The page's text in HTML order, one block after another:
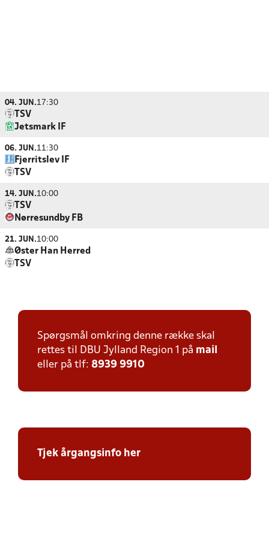
04. JUN.17:30
TSV
Jetsmark IF
06. JUN.11:30
Fjerritslev IF
TSV
14. JUN.10:00
TSV
Nørresundby FB
21. JUN.10:00
Øster Han Herred
TSV
Spørgsmål omkring denne række skal
rettes til DBU Jylland Region 1 på mail
eller på tlf: 8939 9910
Tjek årgangsinfo her